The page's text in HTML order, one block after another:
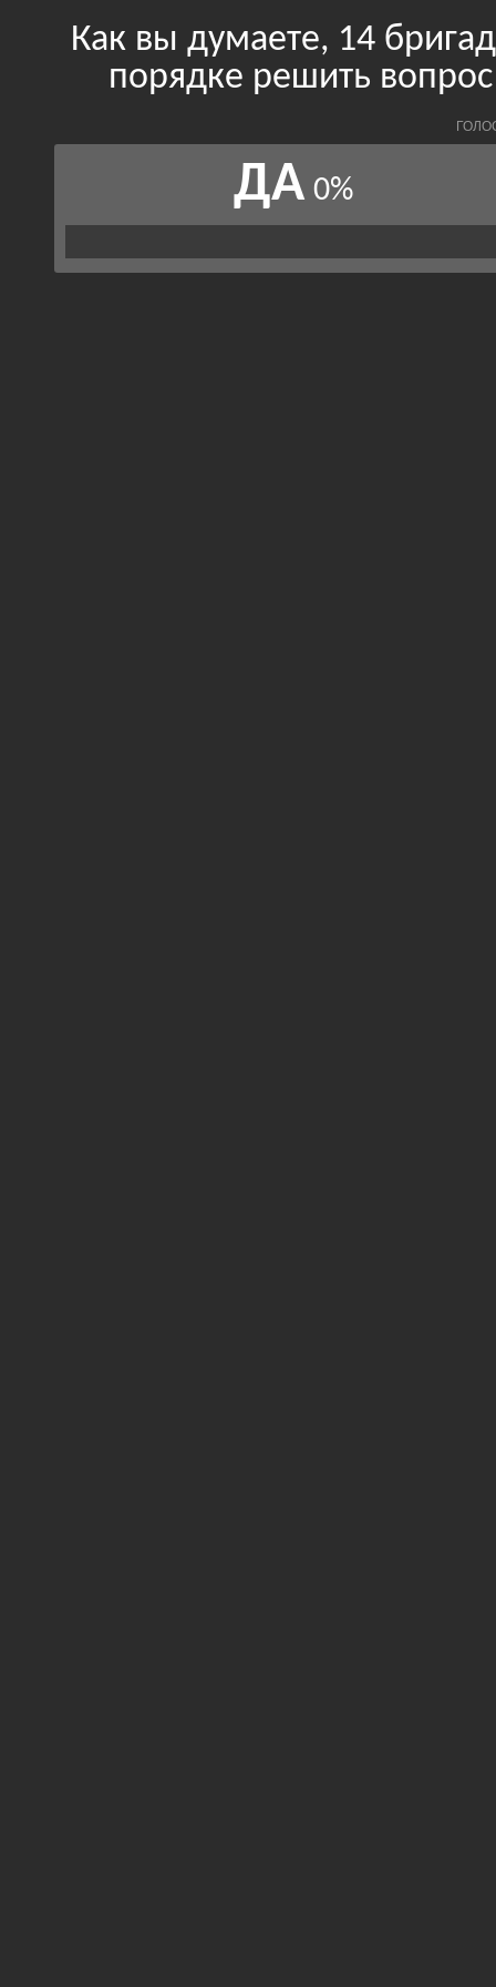
Как вы думаете, 14
порядке решить вопрос
ДА 0%